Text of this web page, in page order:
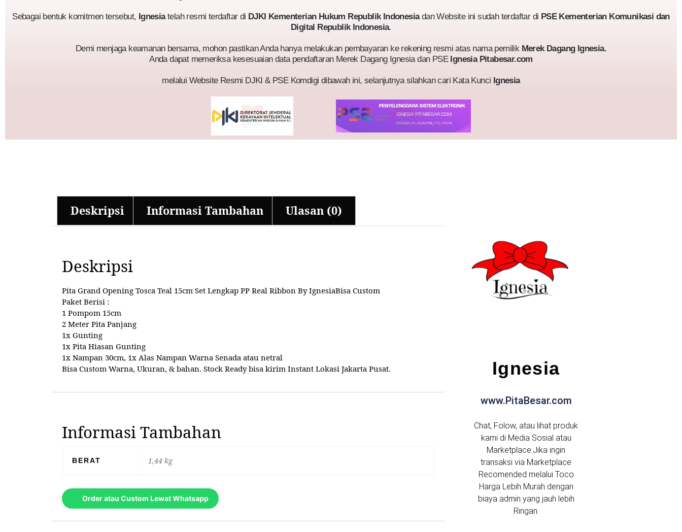
Sebagai bentuk komitmen tersebut, Ignesiatelah resmi terdaftar di DJKI Kementerian Hukum Republik Indonesiadan Website ini sudah terdaftar di PSE Kementerian Komunikasi dan
Digital Republik Indonesia.
Demi menjaga keamanan bersama, mohon pastikan Anda hanya melakukan pembayaran ke rekening resmi atas nama pemilik Merek Dagang Ignesia.
Anda dapat memeriksa kesesuaian data pendaftaran Merek Dagang Ignesia dan PSE Ignesia Pitabesar.com
melalui Website Resmi DJKI & PSE Komdigi dibawah ini, selanjutnya silahkan cari Kata Kunci Ignesia
Deskripsi Informasi Tambahan Ulasan (0)
Deskripsi
Pita Grand Opening Tosca Teal 15cm Set Lengkap PP Real Ribbon By IgnesiaBisa Custom
Paket Berisi :
1 Pompom 15cm
2 Meter Pita Panjang
1x Gunting
1x Pita Hiasan Gunting
1x Nampan 30cm, 1x Alas Nampan Warna Senada atau netral
Bisa Custom Warna, Ukuran, & bahan. Stock Ready bisa kirim Instant Lokasi Jakarta Pusat.
Informasi Tambahan
BERAT 1,44 kg
Order atau Custom Lewat Whatsapp
Ignesia
www.PitaBesar.com
Chat, Folow, atau lihat produk
kami di Media Sosial atau
Marketplace.Jika ingin
transaksi via Marketplace
Recomended melalui Toco
Harga Lebih Murah dengan
biaya admin yang jauh lebih
Ringan.